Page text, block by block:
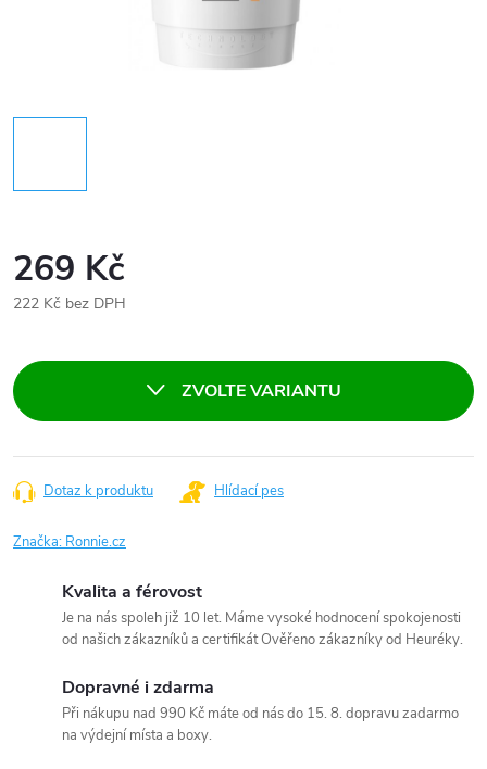
269 Kč
222 Kč bez DPH
ZVOLTE VARIANTU
Dotaz k produktu Hlídací pes
Značka: Ronnie.cz
Kvalita a férovost
Je na nás spoleh již 10 let. Máme vysoké hodnocení spokojenosti
od našich zákazníků a certifikát Ověřeno zákazníky od Heuréky.
Dopravné i zdarma
Při nákupu nad 990 Kč máte od nás do 15. 8. dopravu zadarmo
na výdejní místa a boxy.